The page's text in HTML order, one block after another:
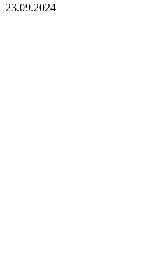
23.09.2024